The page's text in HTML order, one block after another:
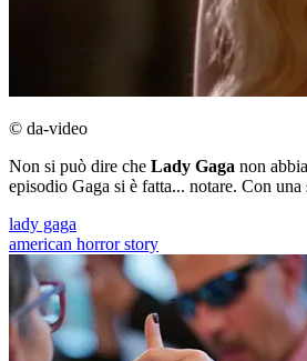
© da-video
Non si può dire che Lady Gaga non
episodio Gaga si è fatta... notare. Con una
lady gaga
american horror story